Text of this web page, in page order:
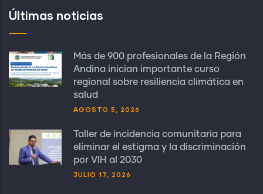
Últimas noticias
Más de 900 profesionales de la Región
Andina inician importante curso
regional sobre resiliencia climática en
salud
AGOSTO 5, 2026
Taller de incidencia comunitaria para
eliminar el estigma y la discriminación
por VIH al 2030
JULIO 17, 2026